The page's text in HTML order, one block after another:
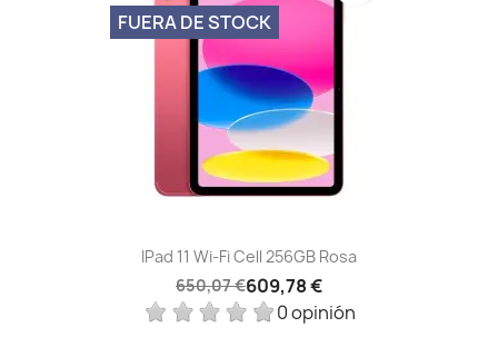
IPad 11 Wi-Fi Cell 256GB Rosa
650,07 €609,78 €
0 opinión
FUERA DE STOCK